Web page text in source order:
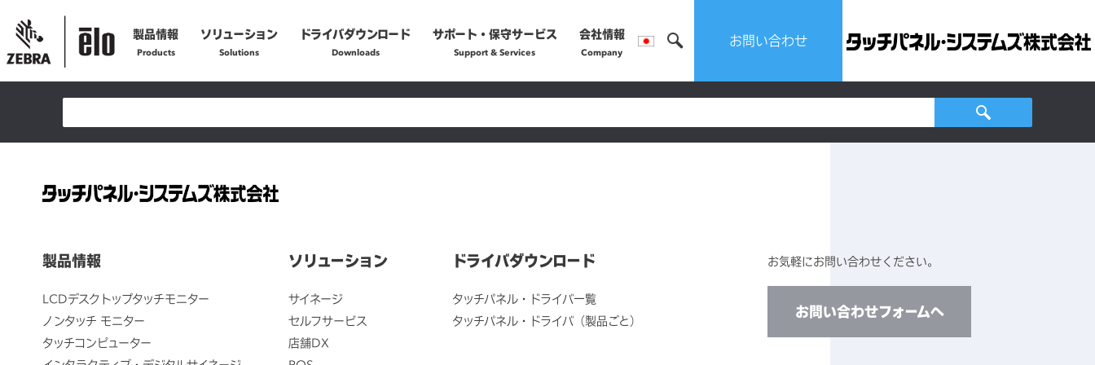
製品情報
Products
ソリューション
Solutions
ドライバダウンロード
Downloads
サポート・保守サービス
Support & Services
会社情報
Company
お問い合わせ
製品の修理に関するご依頼
製品情報
LCDデスクトップタッチモニター
ノンタッチ モニター
タッチコンピューター
ソリューション
サイネージ
セルフサービス
店舗DX
ドライバダウンロード
タッチパネル・ドライバ一覧
タッチパネル・ドライバ（製品ごと）
お気軽にお問い合わせください。
お問い合わせフォームへ